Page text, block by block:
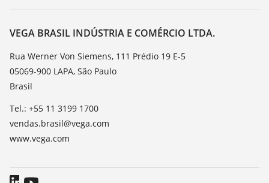
Constantes dielétricas
Sobre a VEGA
Contato
Noticias
Imprensa
Blog
VEGA BRASIL INDÚSTRIA E COMÉRCIO LTDA.
Rua Werner Von Siemens, 111 Prédio 19 E-5
05069-900 LAPA, São Paulo
Brasil
Tel.: +55 11 3199 1700
vendas.brasil@vega.com
www.vega.com